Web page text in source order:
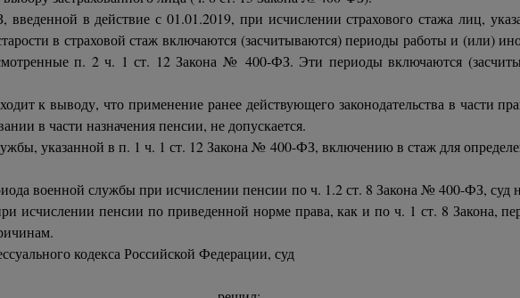
в действие с 01.01.2019, при исчислении страхового стажа лиц,
в страховой стаж включаются (засчитываются) периоды работы и (или)
п. 2 ч. 1 ст. 12 Закона № 400-ФЗ. Эти периоды включаются
к выводу, что применение ранее действующего законодательства в части
в части назначения пенсии, не допускается.
указанной в п. 1 ч. 1 ст. 12 Закона № 400-ФЗ, включению в стаж для
военной службы при исчислении пенсии по ч. 1.2 ст. 8 Закона № 400-ФЗ, суд
исчислении пенсии по приведенной норме права, как и по ч. 1 ст. 8 Закона,
кодекса Российской Федерации, суд